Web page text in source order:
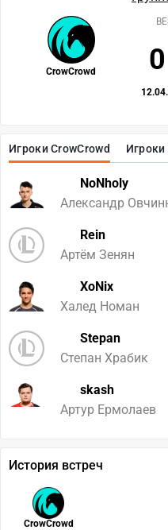
Игроки CrowCrowd
NoNholy
Александр
Rein
Артём Зенян
XoNix
Халед Номан
Stepan
Степан Храбик
skash
Артур Ермолаев
CrowCrowd 0
История встреч
CrowCrowd